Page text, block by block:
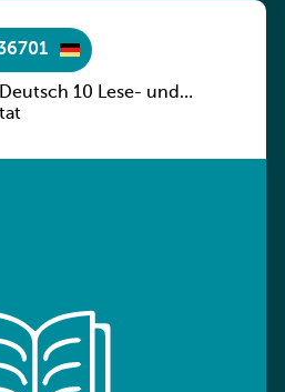
10 Lese- und